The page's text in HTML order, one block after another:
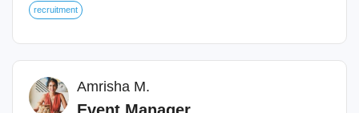
recruitment
Amrisha M.